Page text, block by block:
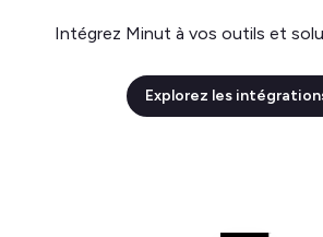
Intégrez Minut à vos outils et
Explorez les